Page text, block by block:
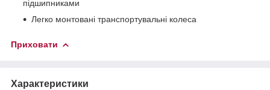
підшипниками
Легко монтовані транспортувальні колеса
Приховати
Характеристики